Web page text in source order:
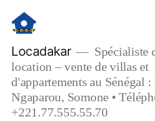
contenu
Locadakar
Spécialiste
location – vente de villas et
d'appartements au Sénégal
Ngaparou, Somone •
+221.77.555.55.70